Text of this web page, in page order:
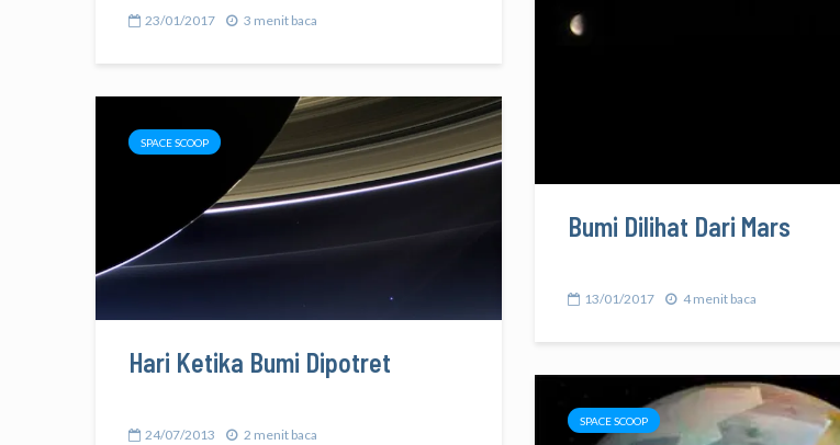
23/01/2017 3 menit baca
Bumi Dilihat Dari Mars
13/01/2017 4 menit baca
SPACE SCOOP
Hari Ketika Bumi Dipotret
24/07/2013 2 menit baca
SPACE SCOOP